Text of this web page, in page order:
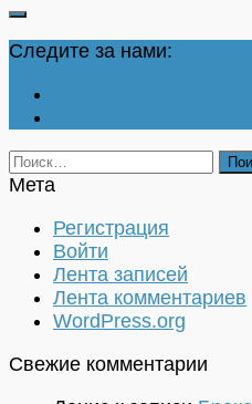
Следите за нами:
Найти:
Мета
Регистрация
Войти
Лента записей
Лента комментариев
WordPress.org
Свежие комментарии